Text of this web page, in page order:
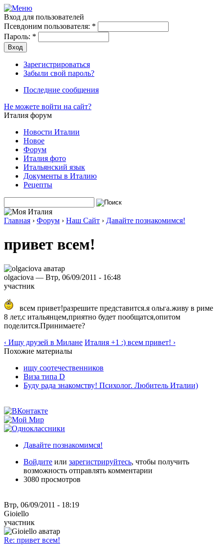
Вход для пользователей
Псевдоним пользователя: *
Пароль: *
Зарегистрироваться
Забыли свой пароль?
Последние сообщения
Не можете войти на сайт?
Италия форум
Новости Италии
Новое
Форум
Италия фото
Итальянский язык
Документы в Италию
Рецепты
Главная › Форум › Наш Сайт › Давайте познакомимся!
привет всем!
olgaciova — Втр, 06/09/2011 - 16:48
участник
всем привет!разрешите представится.я ольга.живу в риме
8 лет,с итальянцем,приятно будет пообщатся,опитом
поделится.Принимаете?
‹ Ищу друзей в Милане Италия +1 :) всем привет! ›
Похожие материалы
ищу соотечественников
Виза типа D
Буду рада знакомству! Психолог. Любитель Италии)
Давайте познакомимся!
Войдите или зарегистрируйтесь, чтобы получить
возможность отправлять комментарии
3080 просмотров
Втр, 06/09/2011 - 18:19
Gioiello
участник
Re: привет всем!